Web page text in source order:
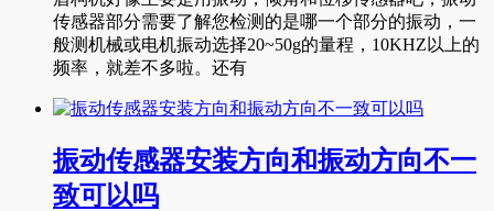
传感器部分需要了解您检测的是哪一个部分的振动，一
般测机械或电机振动选择20~50g的量程，10KHZ以上的
频率，就差不多啦。还有
振动传感器安装方向和振动方向不一
致可以吗